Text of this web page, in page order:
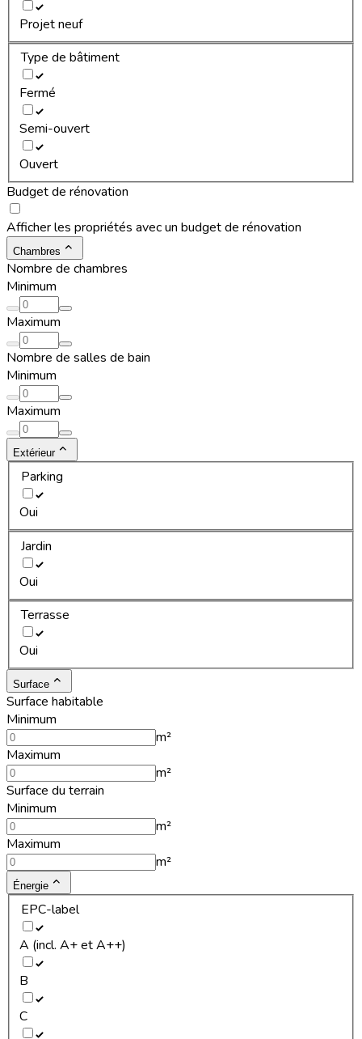
Projet neuf
Type de bâtiment
Fermé
Semi-ouvert
Ouvert
Budget de rénovation
Afficher les propriétés avec un budget de rénovation
Chambres
Nombre de chambres
Minimum
Maximum
Nombre de salles de bain
Minimum
Maximum
Extérieur
Parking
Oui
Jardin
Oui
Terrasse
Oui
Surface
Surface habitable
Minimum
m²
Maximum
m²
Surface du terrain
Minimum
m²
Maximum
m²
Énergie
EPC-label
A (incl. A+ et A++)
B
C